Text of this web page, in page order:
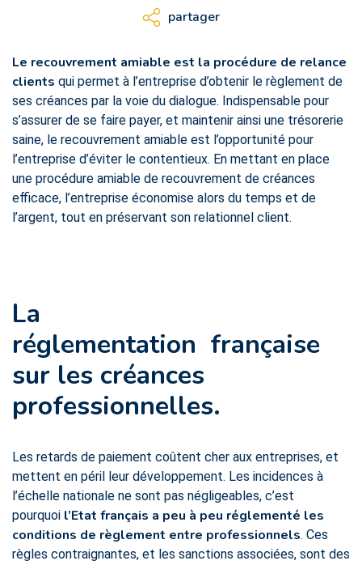
partager
Le recouvrement amiable est la procédure de relance
clients qui permet à l’entreprise d’obtenir le règlement de
ses créances par la voie du dialogue. Indispensable pour
s’assurer de se faire payer, et maintenir ainsi une trésorerie
saine, le recouvrement amiable est l’opportunité pour
l’entreprise d’éviter le contentieux. En mettant en place
une procédure amiable de recouvrement de créances
efficace, l’entreprise économise alors du temps et de
l’argent, tout en préservant son relationnel client.
La
réglementation française
sur les créances
professionnelles.
Les retards de paiement coûtent cher aux entreprises, et
mettent en péril leur développement. Les incidences à
l’échelle nationale ne sont pas négligeables, c’est
pourquoi l’Etat français a peu à peu réglementé les
conditions de règlement entre professionnels. Ces
règles contraignantes, et les sanctions associées, sont des